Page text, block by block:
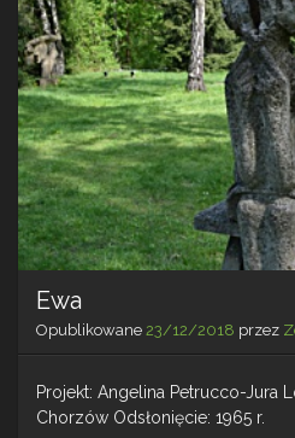
Ewa
Opublikowane 23/12/2018 przez
Projekt: Angelina Petrucco-Jura
Chorzów Odsłonięcie: 1965 r.